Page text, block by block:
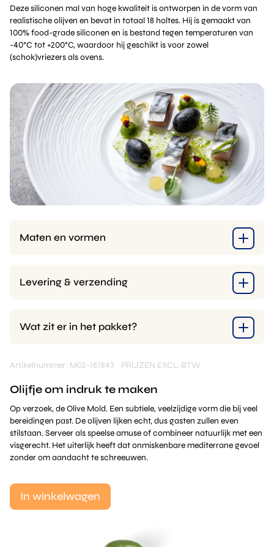
Deze siliconen mal van hoge kwaliteit is ontworpen in de vorm van
realistische olijven en bevat in totaal 18 holtes. Hij is gemaakt van
100% food-grade siliconen en is bestand tegen temperaturen van
-40°C tot +200°C, waardoor hij geschikt is voor zowel
(schok)vriezers als ovens.
Maten en vormen
Levering & verzending
Wat zit er in het pakket?
Artikelnummer: M02-187843 PRIJZEN EXCL. BTW
Olijfje om indruk te maken
Op verzoek, de Olive Mold. Een subtiele, veelzijdige vorm die bij veel
bereidingen past. De olijven lijken echt, dus gasten zullen even
stilstaan. Serveer als speelse amuse of combineer natuurlijk met een
visgerecht. Het uiterlijk heeft dat onmiskenbare mediterrane gevoel
zonder om aandacht te schreeuwen.
In winkelwagen